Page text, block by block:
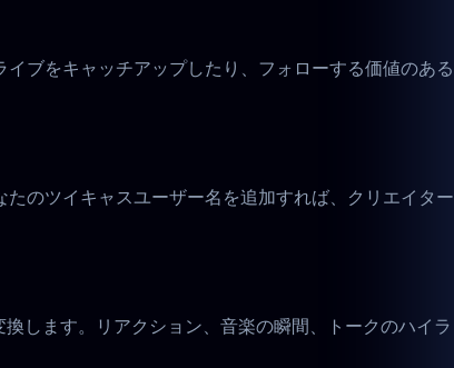
ブをキャッチアップしたり、フォローする価値のある
のツイキャスユーザー名を追加すれば、クリエイター
します。リアクション、音楽の瞬間、トークのハイラ